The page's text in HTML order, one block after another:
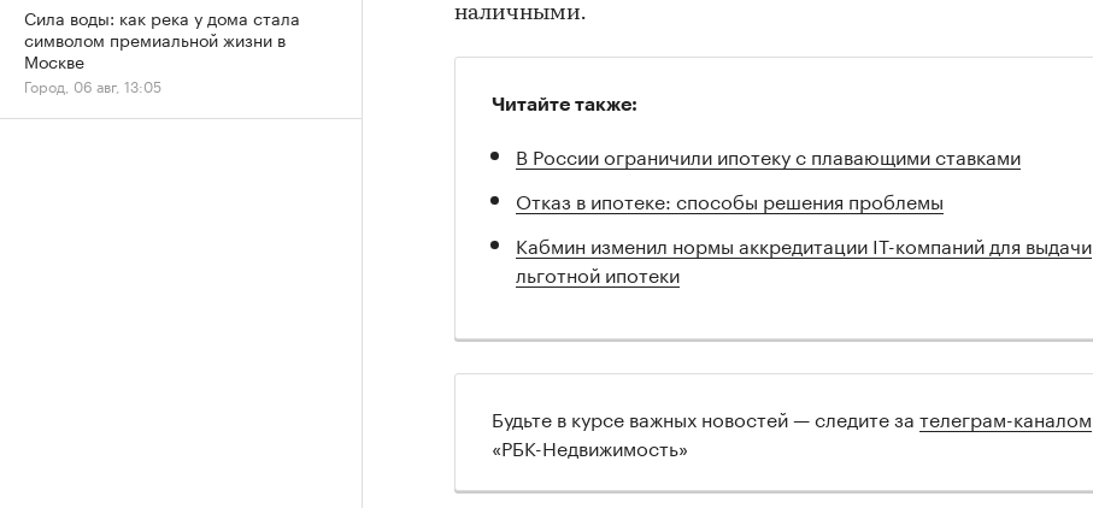
наличными.
Читайте также:
В России ограничили ипотеку с плавающими ставками
Отказ в ипотеке: способы решения проблемы
Кабмин изменил нормы аккредитации IT-компаний для выдачи
льготной ипотеки
Будьте в курсе важных новостей — следите за телеграм-каналом
«РБК-Недвижимость»
Сила воды: как река у дома стала
символом премиальной жизни в
Москве
Город, 06 авг, 13:05